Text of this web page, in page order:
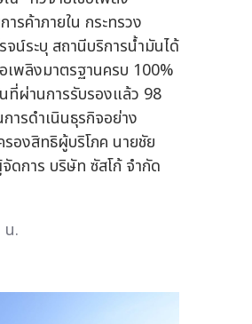
รค้าภายใน กระทรวง
น์ระบุ สถานีบริการน้ำมันได้
อเพลิงมาตรฐานครบ 100%
ที่ผ่านการรับรองแล้ว 98
ารดำเนินธุรกิจอย่าง
รองสิทธิผู้บริโภค นายชัย
ดการ บริษัท ซัสโก้ จำกัด
น.